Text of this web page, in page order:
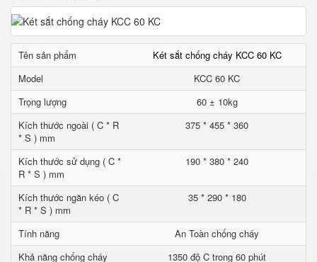
Tên sản phẩm
Két sắt chống cháy KCC 60 KC
Model
KCC 60 KC
Trọng lượng
60 ± 10kg
Kích thước ngoài ( C * R
* S ) mm
375 * 455 * 360
Kích thước sử dụng ( C *
R * S ) mm
190 * 380 * 240
Kích thước ngăn kéo ( C
* R * S ) mm
35 * 290 * 180
Tính năng
An Toàn chống cháy
Khả năng chống cháy
1350 độ C trong 60 phút